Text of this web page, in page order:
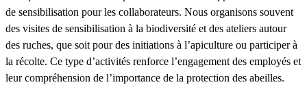
de sensibilisation pour les collaborateurs. Nous organisons souvent
des visites de sensibilisation à la biodiversité et des ateliers autour
des ruches, que soit pour des initiations à l’apiculture ou participer à
la récolte. Ce type d’activités renforce l’engagement des employés et
leur compréhension de l’importance de la protection des abeilles.